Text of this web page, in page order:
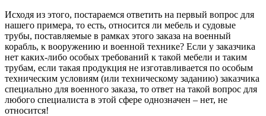
Исходя из этого, постараемся ответить на первый вопрос для
нашего примера, то есть, относится ли мебель и судовые
трубы, поставляемые в рамках этого заказа на военный
корабль, к вооружению и военной технике? Если у заказчика
нет каких-либо особых требований к такой мебели и таким
трубам, если такая продукция не изготавливается по особым
техническим условиям (или техническому заданию) заказчика
специально для военного заказа, то ответ на такой вопрос для
любого специалиста в этой сфере однозначен – нет, не
относится!